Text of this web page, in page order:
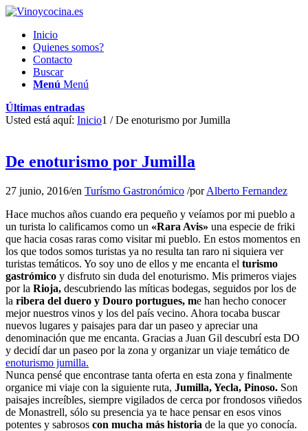
Inicio
Quienes somos?
Contacto
Buscar
Menú Menú
Últimas entradas
Usted está aquí: Inicio1 / De enoturismo por Jumilla
De enoturismo por Jumilla
27 junio, 2016/en Turísmo Gastronómico /porAlberto Fernandez
Hace muchos años cuando era pequeño y veíamos por mi pueblo a
un turista lo calificamos como un «Rara Avis» una especie de friki
que hacia cosas raras como visitar mi pueblo. En estos momentos en
los que todos somos turistas ya no resulta tan raro ni siquiera ver
turistas temáticos. Yo soy uno de ellos y me encanta el turismo
gastrómico y disfruto sin duda del enoturismo. Mis primeros viajes
por la Rioja, descubriendo las míticas bodegas, seguidos por los de
la ribera del duero y Douro portugues, me han hecho conocer
mejor nuestros vinos y los del país vecino. Ahora tocaba buscar
nuevos lugares y paisajes para dar un paseo y apreciar una
denominación que me encanta. Gracias a Juan Gil descubrí esta DO
y decidí dar un paseo por la zona y organizar un viaje temático de
enoturismo jumilla.
Nunca pensé que encontrase tanta oferta en esta zona y finalmente
organice mi viaje con la siguiente ruta, Jumilla, Yecla, Pinoso. Son
paisajes increíbles, siempre vigilados de cerca por frondosos viñedos
de Monastrell, sólo su presencia ya te hace pensar en esos vinos
potentes y sabrosos con mucha más historia de la que yo conocía.